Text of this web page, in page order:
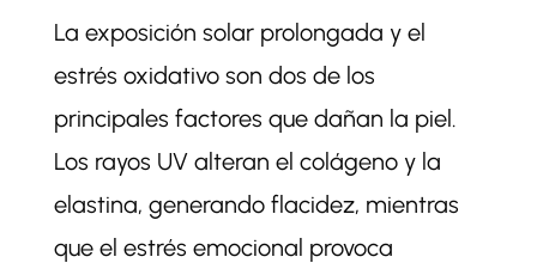
La exposición solar prolongada y el
estrés oxidativo son dos de los
principales factores que dañan la piel.
Los rayos UV alteran el colágeno y la
elastina, generando flacidez, mientras
que el estrés emocional provoca